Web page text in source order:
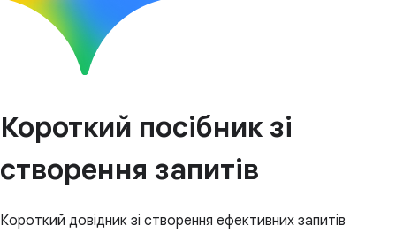
Короткий посібник зі
створення запитів
Короткий довідник зі створення ефективних запитів